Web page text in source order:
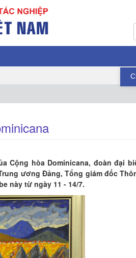
Cộng hòa Dominicana, đoàn đại
ương Đảng, Tổng giám đốc
này từ ngày 11 - 14/7.